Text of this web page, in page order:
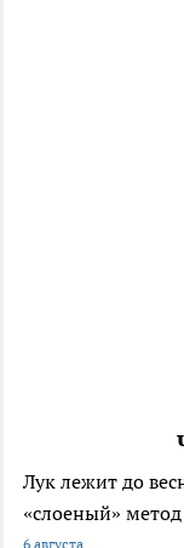
Лук лежит до
«слоеный»
6 августа